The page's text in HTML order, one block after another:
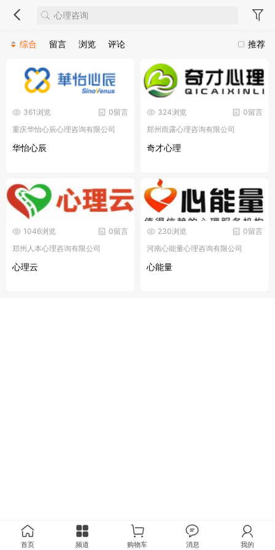
推荐
综合 留言 浏览 评论
0留言
361浏览
重庆华怡心辰心理咨询有限公司
华怡心辰
0留言
324浏览
郑州雨露心理咨询有限公司
奇才心理
0留言
1046浏览
郑州人本心理咨询有限公司
心理云
0留言
230浏览
河南心能量心理咨询有限公司
心能量
首页 频道 购物车 消息 我的